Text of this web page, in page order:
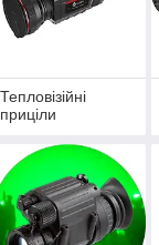
Тепловізійні
приціли